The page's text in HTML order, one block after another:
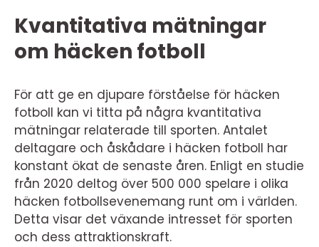
Kvantitativa mätningar
om häcken fotboll
För att ge en djupare förståelse för häcken
fotboll kan vi titta på några kvantitativa
mätningar relaterade till sporten. Antalet
deltagare och åskådare i häcken fotboll har
konstant ökat de senaste åren. Enligt en studie
från 2020 deltog över 500 000 spelare i olika
häcken fotbollsevenemang runt om i världen.
Detta visar det växande intresset för sporten
och dess attraktionskraft.